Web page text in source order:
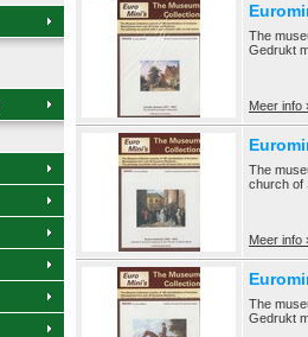
The
Gedrukt
Meer info
The
church of
Meer info
The
Gedrukt